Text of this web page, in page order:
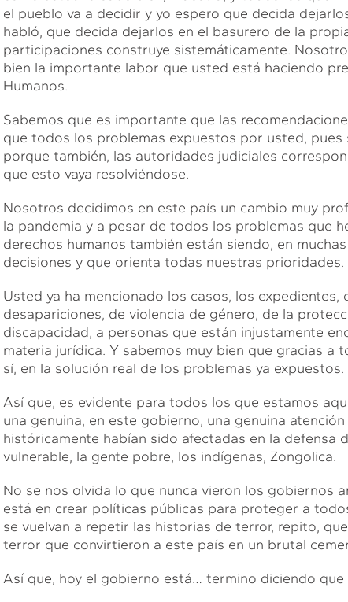
el pueblo va a decidir y yo espero que decida
habló, que decida dejarlos en el basurero de la
participaciones construye sistemáticamente.
bien la importante labor que usted está haciendo
Humanos.
Sabemos que es importante que las
que todos los problemas expuestos por usted, pues
porque también, las autoridades judiciales
que esto vaya resolviéndose.
Nosotros decidimos en este país un cambio muy
la pandemia y a pesar de todos los problemas que
derechos humanos también están siendo, en
decisiones y que orienta todas nuestras prioridades.
Usted ya ha mencionado los casos, los
desapariciones, de violencia de género, de la
discapacidad, a personas que están injustamente
materia jurídica. Y sabemos muy bien que gracias a
sí, en la solución real de los problemas ya expuestos.
Así que, es evidente para todos los que estamos
una genuina, en este gobierno, una genuina
históricamente habían sido afectadas en la defensa
vulnerable, la gente pobre, los indígenas, Zongolica.
No se nos olvida lo que nunca vieron los gobiernos
está en crear políticas públicas para proteger a
se vuelvan a repetir las historias de terror, repito,
terror que convirtieron a este país en un brutal
Así que, hoy el gobierno está… termino diciendo